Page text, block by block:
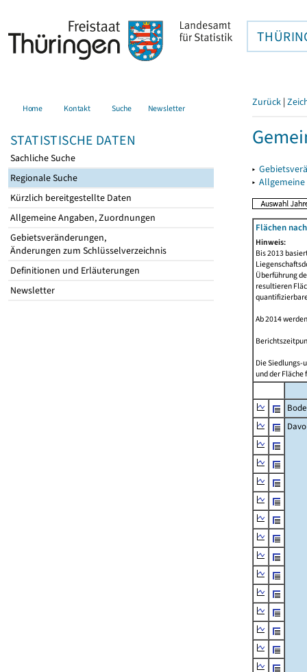
Home Kontakt Suche Newsletter
STATISTISCHE DATEN
Sachliche Suche
Regionale Suche
Kürzlich bereitgestellte Daten
Allgemeine Angaben, Zuordnungen
Gebietsveränderungen,
Änderungen zum Schlüsselverzeichnis
Definitionen und Erläuterungen
Newsletter
Zurück |
▸
▸
Flächen
Hinweis:
Bis 2013
Überführung
resultieren
Ab 2014
Die Siedlungs-
und der Fläche